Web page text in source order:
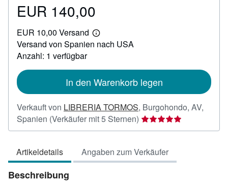
Preis
140,00
EUR 140,00
EUR 10,00 Versand
Weitere
Informationen
Versand von Spanien nach USA
Anzahl: 1 verfügbar
In den Warenkorb legen
Verkauft von LIBRERIA TORMOS, Burgohondo, AV,
Spanien (Verkäufer mit 5 Sternen) Verkäuferbewertung
5
5
Sternen
Artikeldetails Angaben zum Verkäufer
Beschreibung